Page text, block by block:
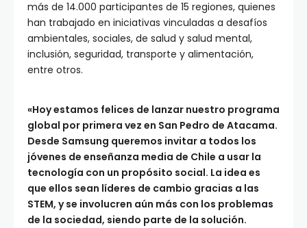
más de 14.000 participantes de 15 regiones, quienes
han trabajado en iniciativas vinculadas a desafíos
ambientales, sociales, de salud y salud mental,
inclusión, seguridad, transporte y alimentación,
entre otros.
«Hoy estamos felices de lanzar nuestro programa
global por primera vez en San Pedro de Atacama.
Desde Samsung queremos invitar a todos los
jóvenes de enseñanza media de Chile a usar la
tecnología con un propósito social. La idea es
que ellos sean líderes de cambio gracias a las
STEM, y se involucren aún más con los problemas
de la sociedad, siendo parte de la solución.